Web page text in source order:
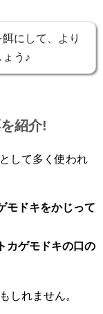
にして、より
う♪
紹介!
して多く使われ
モドキをかじって
カゲモドキの口の
しれません。